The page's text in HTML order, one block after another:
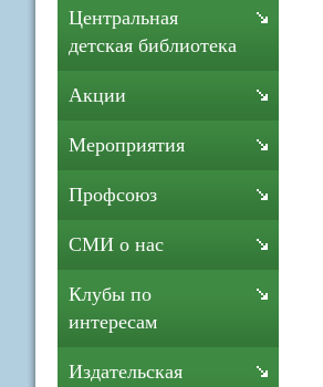
Центральная
детская библиотека
Акции
Мероприятия
Профсоюз
СМИ о нас
Клубы по
интересам
Издательская